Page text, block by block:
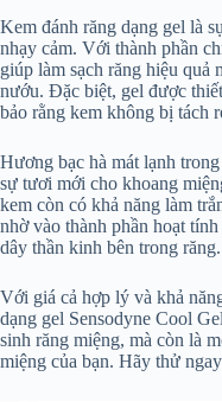
Kem đánh răng dạng gel là
nhạy cảm. Với thành phần
giúp làm sạch răng hiệu quả
nướu. Đặc biệt, gel được
bảo rằng kem không bị tách
Hương bạc hà mát lạnh
sự tươi mới cho khoang
kem còn có khả năng làm
nhờ vào thành phần hoạt
dây thần kinh bên trong răng.
Với giá cả hợp lý và khả
dạng gel Sensodyne Cool
sinh răng miệng, mà còn là
miệng của bạn. Hãy thử